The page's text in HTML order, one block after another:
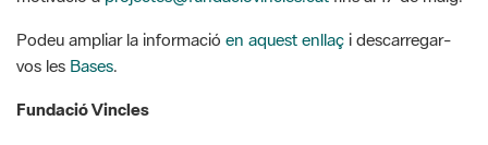
Bases
Fundació Vincles
La Fundació Vincles, participació, educació i sostenibilitat és